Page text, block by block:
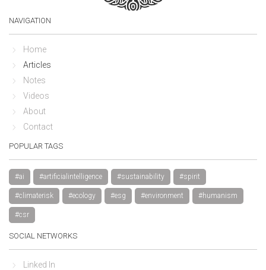
NAVIGATION
Home
Articles
Notes
Videos
About
Contact
POPULAR TAGS
#ai #artificialintelligence #sustainability #spirit
#climaterisk #ecology #esg #environment #humanism
#csr
SOCIAL NETWORKS
Linked In